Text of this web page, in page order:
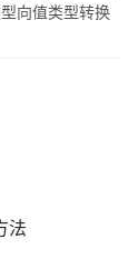
向值类型转换
型常量1赋给
法